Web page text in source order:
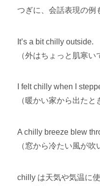
つぎに、会話表現の例
It’s a bit chilly outside.
（外はちょっと肌寒い
I felt chilly when I
（暖かい家から出たと
A chilly breeze blew
（窓から冷たい風が吹
chilly は天気や気温に